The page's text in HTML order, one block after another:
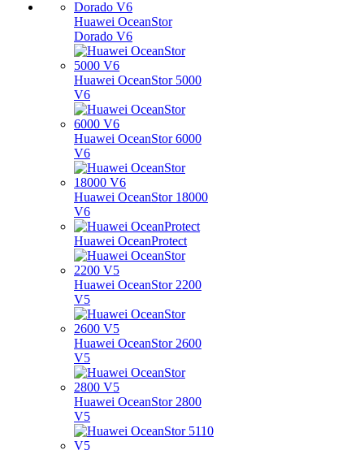
Huawei OceanStor
Dorado V6
Huawei OceanStor 5000
V6
Huawei OceanStor 6000
V6
Huawei OceanStor 18000
V6
Huawei OceanProtect
Huawei OceanStor 2200
V5
Huawei OceanStor 2600
V5
Huawei OceanStor 2800
V5